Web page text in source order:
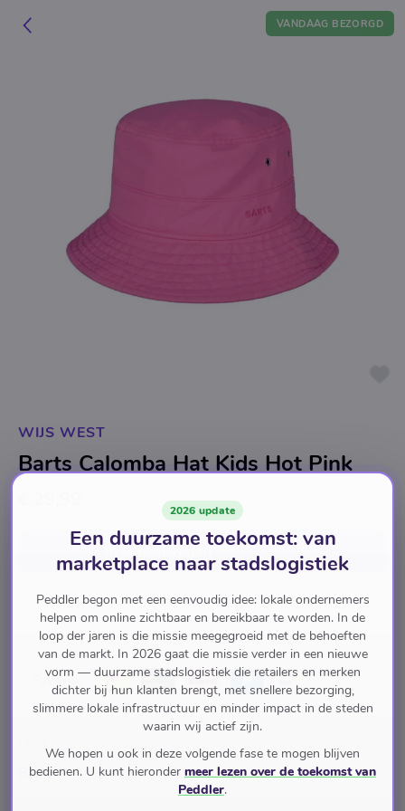
VANDAAG BEZORGD
WIJS WEST
Barts Calomba Hat Kids Hot Pink
In winkelwagen voor € 29,99
Kleding & Accessoires Accessoires Hoedjes & Petjes
Pay with
Merk
Barts
2026 update
Een duurzame toekomst: van
marketplace naar stadslogistiek
Peddler begon met een eenvoudig idee: lokale ondernemers
helpen om online zichtbaar en bereikbaar te worden. In de
loop der jaren is die missie meegegroeid met de behoeften
van de markt. In 2026 gaat die missie verder in een nieuwe
vorm — duurzame stadslogistiek die retailers en merken
dichter bij hun klanten brengt, met snellere bezorging,
slimmere lokale infrastructuur en minder impact in de steden
waarin wij actief zijn.
We hopen u ook in deze volgende fase te mogen blijven
bedienen. U kunt hieronder meer lezen over de toekomst van
Peddler.